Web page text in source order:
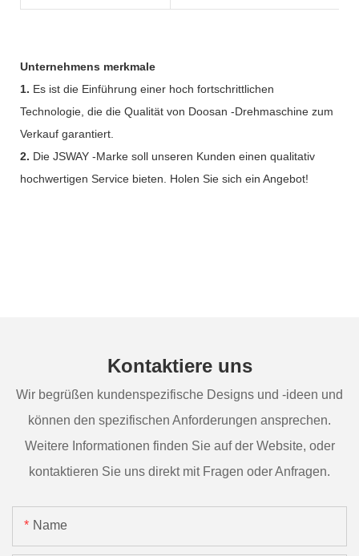
Unternehmens merkmale
1. Es ist die Einführung einer hoch fortschrittlichen
Technologie, die die Qualität von Doosan -Drehmaschine zum
Verkauf garantiert.
2. Die JSWAY -Marke soll unseren Kunden einen qualitativ
hochwertigen Service bieten. Holen Sie sich ein Angebot!
Kontaktiere uns
Wir begrüßen kundenspezifische Designs und -ideen und
können den spezifischen Anforderungen ansprechen.
Weitere Informationen finden Sie auf der Website, oder
kontaktieren Sie uns direkt mit Fragen oder Anfragen.
Name